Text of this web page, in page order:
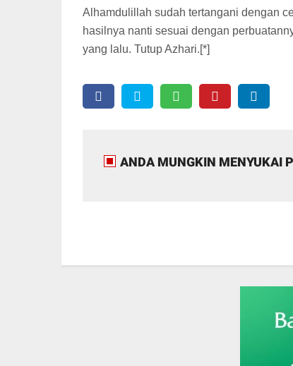
Alhamdulillah sudah tertangani dengan
hasilnya nanti sesuai dengan
yang lalu. Tutup Azhari.[*]
ANDA MUNGKIN MENYUKAI